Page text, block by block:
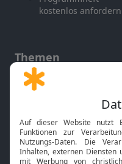
kostenlos anfordern
Themen
Gott und Bibel erklärt
Neuigkeiten